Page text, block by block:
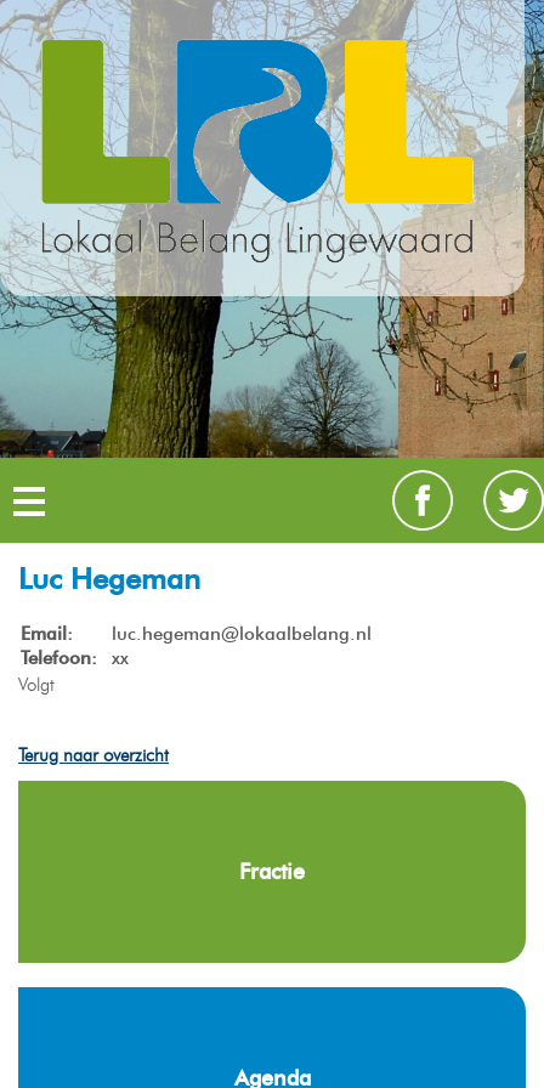
Luc Hegeman
Email:
luc.hegeman@lokaalbelang.nl
Telefoon:
xx
Volgt
Terug naar overzicht
Fractie
Agenda